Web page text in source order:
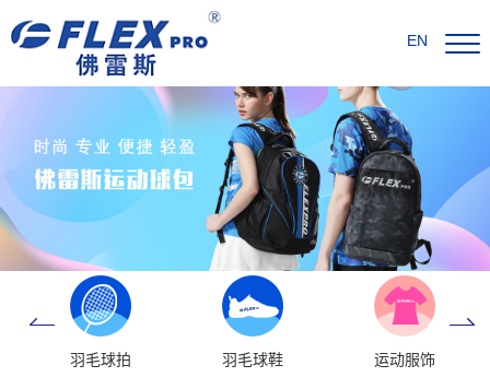
EN
羽毛球拍 羽毛球鞋 运动服饰